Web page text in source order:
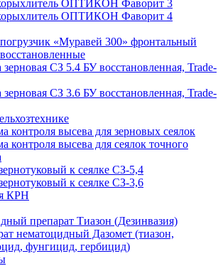
ОПТИКОН Фаворит 3
ОПТИКОН Фаворит 4
«Муравей 300» фронтальный
зерновая СЗ 5.4 БУ восстановленная, Trade-
зерновая СЗ 3.6 БУ восстановленная, Trade-
контроля высева для зерновых сеялок
контроля высева для сеялок точного
к сеялке СЗ-5,4
к сеялке СЗ-3,6
КРН
препарат Тиазон (Дезинвазия)
нематоцидный Дазомет (тиазон,
фунгицид, гербицид)